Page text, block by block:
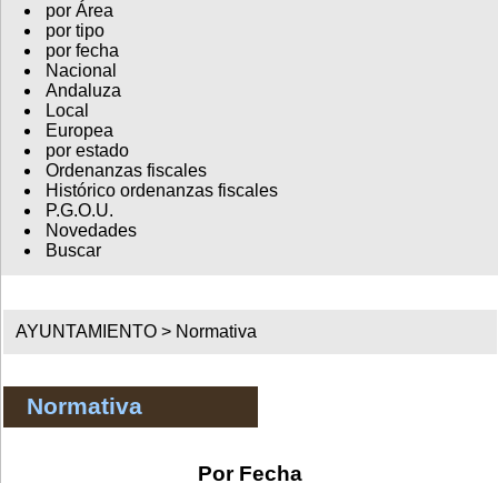
por Área
por tipo
por fecha
Nacional
Andaluza
Local
Europea
por estado
Ordenanzas fiscales
Histórico ordenanzas fiscales
P.G.O.U.
Novedades
Buscar
AYUNTAMIENTO > Normativa
Normativa
Por Fecha